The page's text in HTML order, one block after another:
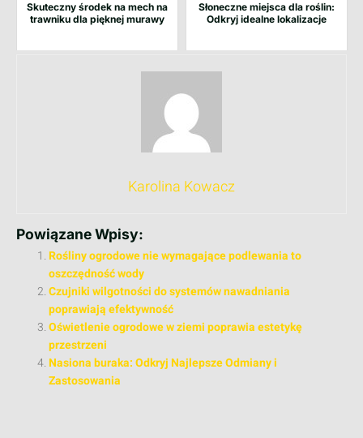
Skuteczny środek na mech na
trawniku dla pięknej murawy
Słoneczne miejsca dla roślin:
Odkryj idealne lokalizacje
Karolina Kowacz
Powiązane Wpisy:
Rośliny ogrodowe nie wymagające podlewania to
oszczędność wody
Czujniki wilgotności do systemów nawadniania
poprawiają efektywność
Oświetlenie ogrodowe w ziemi poprawia estetykę
przestrzeni
Nasiona buraka: Odkryj Najlepsze Odmiany i
Zastosowania